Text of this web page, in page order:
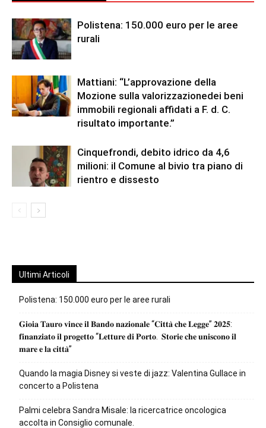
Polistena: 150.000 euro per le aree
rurali
Mattiani: “L’approvazione della
Mozione sulla valorizzazionedei beni
immobili regionali affidati a F. d. C.
risultato importante.”
Cinquefrondi, debito idrico da 4,6
milioni: il Comune al bivio tra piano di
rientro e dissesto
Ultimi Articoli
Polistena: 150.000 euro per le aree rurali
𝐆𝐢𝐨𝐢𝐚 𝐓𝐚𝐮𝐫𝐨 𝐯𝐢𝐧𝐜𝐞 𝐢𝐥 𝐁𝐚𝐧𝐝𝐨 𝐧𝐚𝐳𝐢𝐨𝐧𝐚𝐥𝐞 “𝐂𝐢𝐭𝐭𝐚̀ 𝐜𝐡𝐞 𝐋𝐞𝐠𝐠𝐞” 𝟐𝟎𝟐𝟓:
𝐟𝐢𝐧𝐚𝐧𝐳𝐢𝐚𝐭𝐨 𝐢𝐥 𝐩𝐫𝐨𝐠𝐞𝐭𝐭𝐨 “𝐋𝐞𝐭𝐭𝐮𝐫𝐞 𝐝𝐢 𝐏𝐨𝐫𝐭𝐨. 𝐒𝐭𝐨𝐫𝐢𝐞 𝐜𝐡𝐞 𝐮𝐧𝐢𝐬𝐜𝐨𝐧𝐨 𝐢𝐥
𝐦𝐚𝐫𝐞 𝐞 𝐥𝐚 𝐜𝐢𝐭𝐭𝐚̀”
Quando la magia Disney si veste di jazz: Valentina Gullace in
concerto a Polistena
Palmi celebra Sandra Misale: la ricercatrice oncologica
accolta in Consiglio comunale.